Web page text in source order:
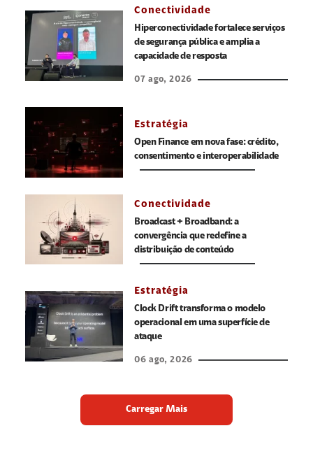
Conectividade
Hiperconectividade fortalece serviços
de segurança pública e amplia a
capacidade de resposta
07 ago, 2026
Estratégia
Open Finance em nova fase: crédito,
consentimento e interoperabilidade
Conectividade
Broadcast + Broadband: a
convergência que redefine a
distribuição de conteúdo
Estratégia
Clock Drift transforma o modelo
operacional em uma superfície de
ataque
06 ago, 2026
Carregar Mais